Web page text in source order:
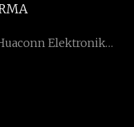
Elektronik